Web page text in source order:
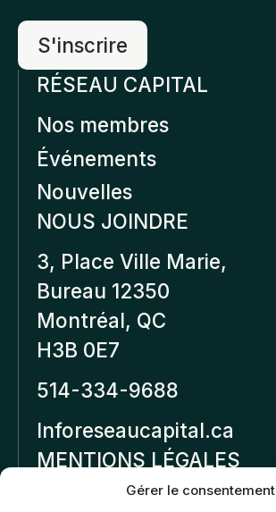
Gérer le consentement
RÉSEAU CAPITAL
Nos membres
Événements
Nouvelles
NOUS JOINDRE
3, Place Ville Marie,
Bureau 12350
Montréal, QC
H3B 0E7
514-334-9688
Inforeseaucapital.ca
MENTIONS LÉGALES
Politique de